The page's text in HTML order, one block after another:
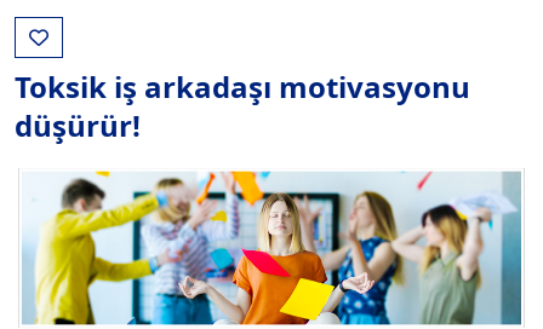
Toksik iş arkadaşı motivasyonu
düşürür!